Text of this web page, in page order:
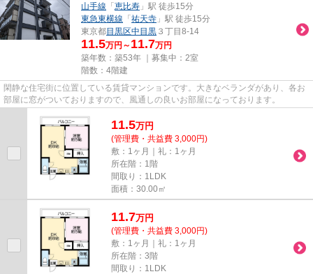
山手線 「 恵比寿 」駅 徒歩15分
東急東横線 「 祐天寺 」駅 徒歩15分
東京都目黒区中目黒 ３丁目8-14
11.5万円～ 11.7万円
築年数：築53年 ｜募集中： 2室
階数：4階建
閑静な住宅街に位置している賃貸マンションです。大きなベランダがあり、各お
部屋に窓がついておりますので、風通しの良いお部屋になっております。
11.5万円
(管理費・共益費 3,000円)
敷：1ヶ月｜礼：1ヶ月
所在階：1階
間取り：1LDK
面積：30.00㎡
11.7万円
(管理費・共益費 3,000円)
敷：1ヶ月｜礼：1ヶ月
所在階：3階
間取り：1LDK